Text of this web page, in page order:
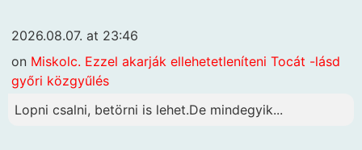
2026.08.07. at 23:46
on Miskolc. Ezzel akarják ellehetetleníteni Tocát -lásd
győri közgyűlés
Lopni csalni, betörni is lehet.De mindegyik...